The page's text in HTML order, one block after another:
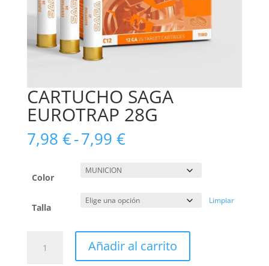
CARTUCHO SAGA
EUROTRAP 28G
7,98 €-7,99 €Rango
de
7,98 €
hasta
Color
Talla
Limpiar
SAGA
Añadir al carrito